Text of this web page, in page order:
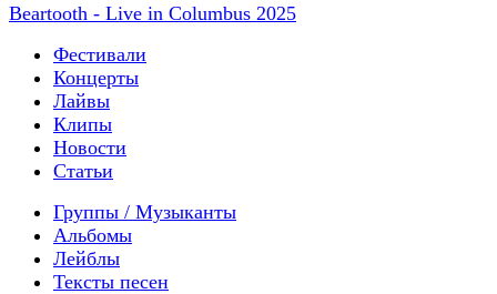
Beartooth - Live in Columbus 2025
Фестивали
Концерты
Лайвы
Клипы
Новости
Статьи
Группы / Музыканты
Альбомы
Лейблы
Тексты песен